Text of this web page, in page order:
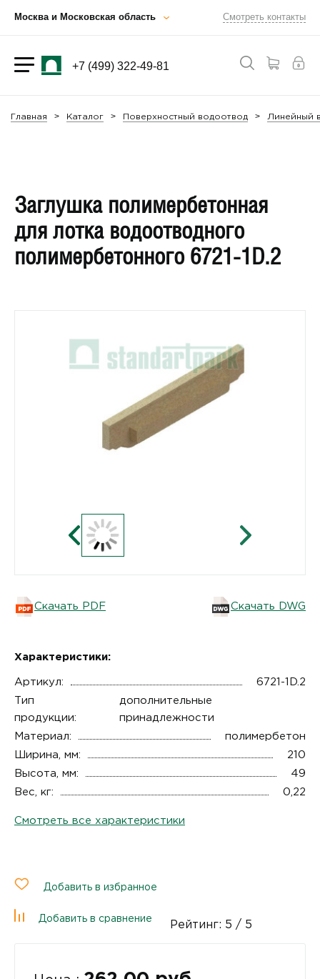
Москва и Московская область Смотреть контакты
+7 (499) 322-49-81
Главная Каталог Поверхностный водоотвод Линейный
Заглушка полимербетонная
для лотка водоотводного
полимербетонного 6721-1D.2
Скачать PDF Скачать DWG
Характеристики:
Артикул:
6721-1D.2
Тип
продукции:
дополнительные
принадлежности
Материал:
полимербетон
Ширина, мм:
210
Высота, мм:
49
Вес, кг:
0,22
Смотреть все характеристики
Добавить в избранное
Добавить в сравнение
Рейтинг: 5 / 5